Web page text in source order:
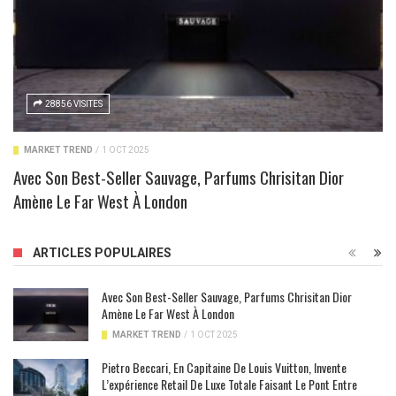
28856 VISITES
MARKET TREND / 1 OCT 2025
Avec Son Best-Seller Sauvage, Parfums Chrisitan Dior
Amène Le Far West À London
ARTICLES POPULAIRES
Avec Son Best-Seller Sauvage, Parfums Chrisitan Dior
Amène Le Far West À London
MARKET TREND / 1 OCT 2025
Pietro Beccari, En Capitaine De Louis Vuitton, Invente
L’expérience Retail De Luxe Totale Faisant Le Pont Entre